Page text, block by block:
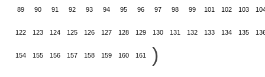
89 90 91 92 93 94 95 96 97 98 99 101 102 103
122 123 124 125 126 127 128 129 130 131 132 133 134 135
154 155 156 157 158 159 160 161
)